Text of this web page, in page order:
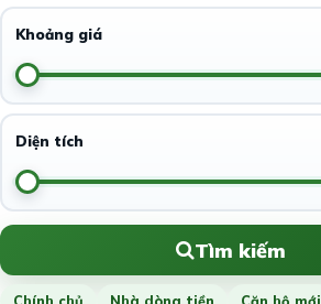
Khoảng giá
Diện tích
Tìm kiếm